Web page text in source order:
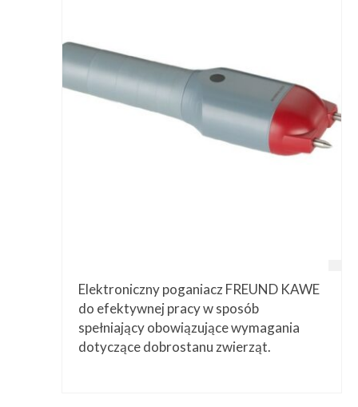
Elektroniczny poganiacz FREUND KAWE
do efektywnej pracy w sposób
spełniający obowiązujące wymagania
dotyczące dobrostanu zwierząt.